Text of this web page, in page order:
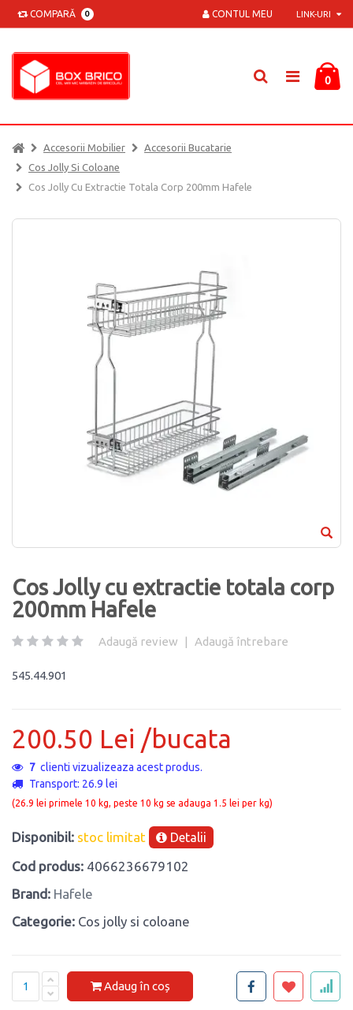
COMPARĂ 0 LINK-URI
CONTUL MEU
0
Accesorii Mobilier
Accesorii Bucatarie
Cos Jolly Si Coloane
Cos Jolly Cu Extractie Totala Corp 200mm Hafele
Cos Jolly cu extractie totala corp
200mm Hafele
Adaugă review | Adaugă întrebare
545.44.901
200.50 Lei /bucata
7 clienti vizualizeaza acest produs.
Transport: 26.9 lei
(26.9 lei primele 10 kg, peste 10 kg se adauga 1.5 lei per kg)
Disponibil: stoc limitat Detalii
Cod produs: 4066236679102
Brand: Hafele
Categorie: Cos jolly si coloane
Adaug în coș